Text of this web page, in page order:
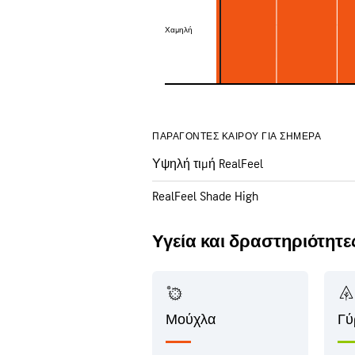
Χαμηλή
Χαμηλή
ΠΑΡΆΓΟΝΤΕΣ ΚΑΙΡΟΎ ΓΙΑ ΣΉΜΕΡΑ
Υψηλή τιμή RealFeel
RealFeel Shade High
Υγεία και
Μούχλα